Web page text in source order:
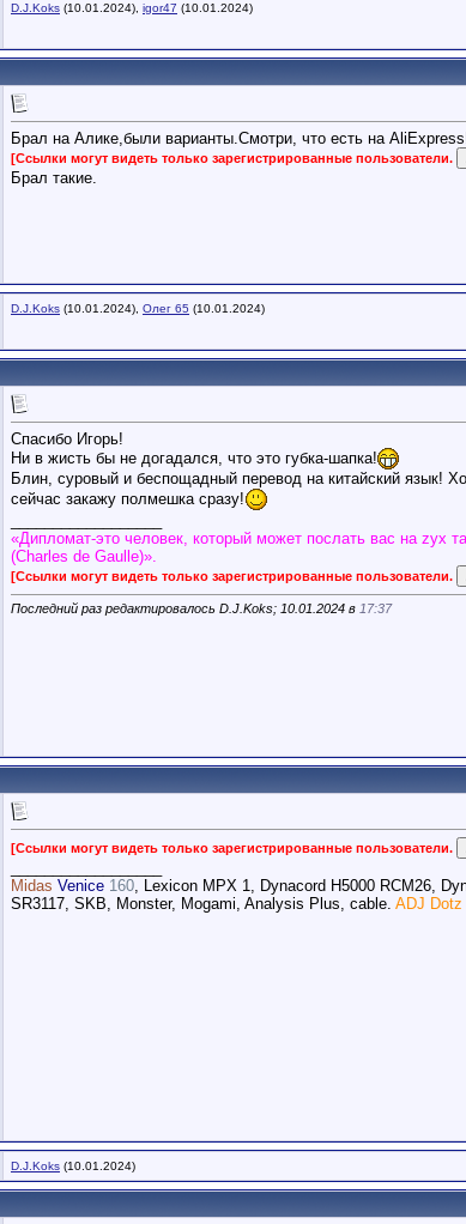
D.J.Koks (10.01.2024), igor47 (10.01.2024)
Брал на Алике,были варианты.Смотри, что есть на
[Ссылки могут видеть только зарегистрированные пользователи.
Брал такие.
D.J.Koks (10.01.2024), Олег 65 (10.01.2024)
Спасибо Игорь!
Ни в жисть бы не догадался, что это губка-шапка!
Блин, суровый и беспощадный перевод на китайский язык!
сейчас закажу полмешка сразу!
«Дипломат-это человек, который может послать вас на zyx
(Charles de Gaulle)».
[Ссылки могут видеть только зарегистрированные пользователи.
Последний раз редактировалось D.J.Koks; 10.01.2024 в 17:37
[Ссылки могут видеть только зарегистрированные пользователи.
Midas Venice 160, Lexicon MPX 1, Dynacord H5000 RCM26,
SR3117, SKB, Monster, Mogami, Analysis Plus, cable. ADJ
D.J.Koks (10.01.2024)